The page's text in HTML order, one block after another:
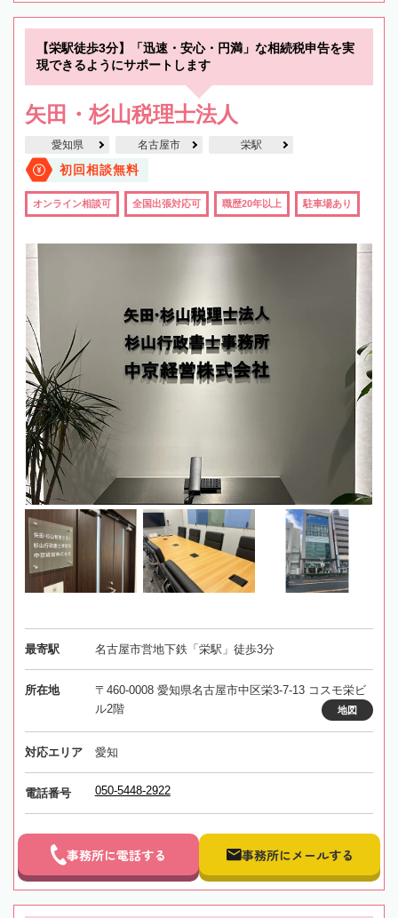
【栄駅徒歩3分】「迅速・安心・円満」な相続税申告を実
現できるようにサポートします
矢田・杉山税理士法人
愛知県 名古屋市 栄駅
初回相談無料
オンライン相談可 全国出張対応可 職歴20年以上 駐車場あり
最寄駅 名古屋市営地下鉄「栄駅」徒歩3分
所在地
〒460-0008 愛知県名古屋市中区栄3-7-13 コスモ栄ビ
ル2階
地図
対応エリア 愛知
電話番号 050-5448-2922
事務所に電話する 事務所にメールする